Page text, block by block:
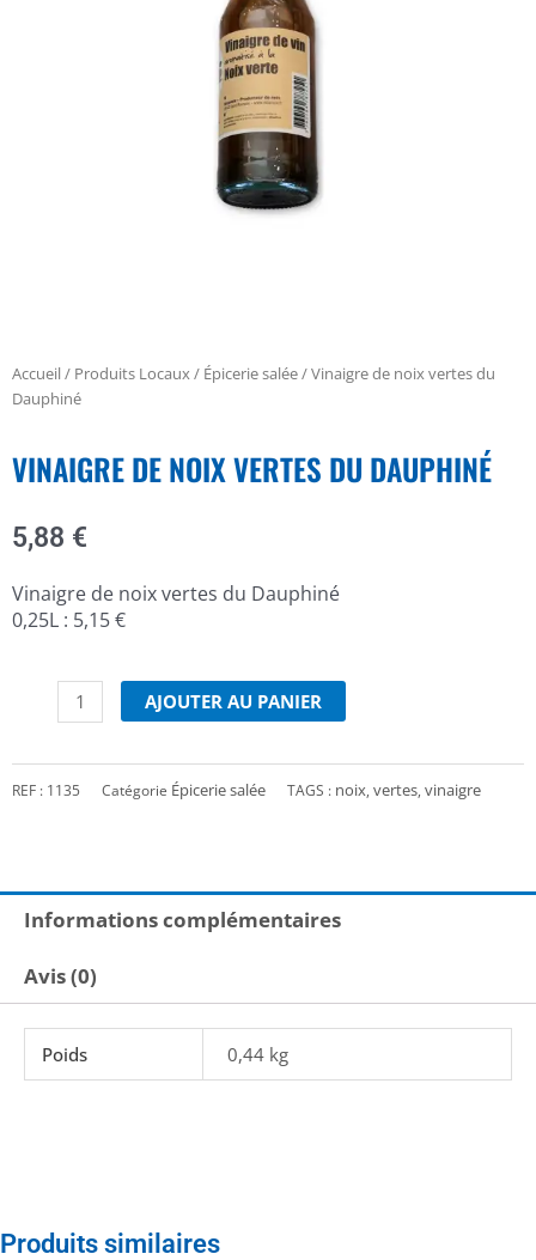
Accueil/ Produits Locaux/ Épicerie salée/ Vinaigre de noix vertes du
Dauphiné
VINAIGRE DE NOIX VERTES DU DAUPHINÉ
5,88 €
Vinaigre de noix vertes du Dauphiné
0,25L : 5,15 €
Vinaigre
noix
vertes
AJOUTER AU PANIER
REF : 1135 Catégorie Épicerie salée TAGS : noix vertes vinaigre
Informations complémentaires
Avis (0)
Poids 0,44 kg
Produits similaires